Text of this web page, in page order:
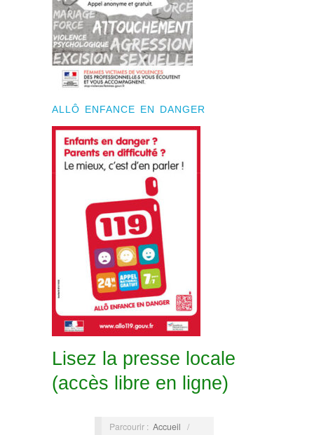
ALLÔ ENFANCE EN DANGER
Lisez la presse locale
(accès libre en ligne)
Parcourir : Accueil /